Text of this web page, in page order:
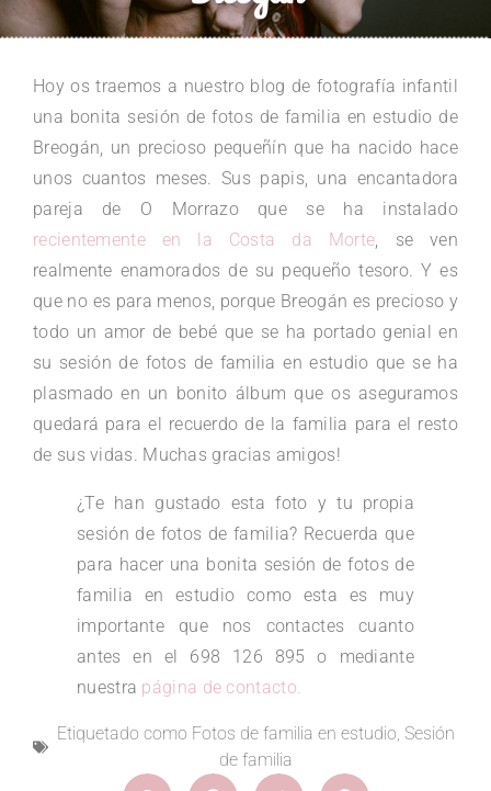
Hoy os traemos a nuestro blog de fotografía infantil
una bonita sesión de fotos de familia en estudio de
Breogán, un precioso pequeñín que ha nacido hace
unos cuantos meses. Sus papis, una encantadora
pareja de O Morrazo que se ha instalado
recientemente en la Costa da Morte , se ven
realmente enamorados de su pequeño tesoro. Y es
que no es para menos, porque Breogán es precioso y
todo un amor de bebé que se ha portado genial en
su sesión de fotos de familia en estudio que se ha
plasmado en un bonito álbum que os aseguramos
quedará para el recuerdo de la familia para el resto
de sus vidas. Muchas gracias amigos!
¿Te han gustado esta foto y tu propia
sesión de fotos de familia? Recuerda que
para hacer una bonita sesión de fotos de
familia en estudio como esta es muy
importante que nos contactes cuanto
antes en el 698 126 895 o mediante
nuestra página de contacto.
Etiquetado como Fotos de familia en estudio Sesión
de familia